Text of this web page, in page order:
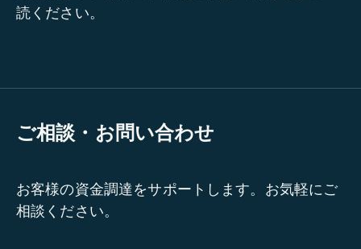
読ください。
ご相談・お問い合わせ
お客様の資金調達をサポートします。お気軽にご
相談ください。